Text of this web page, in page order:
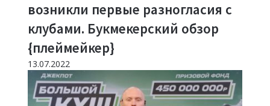
возникли первые разногласия с
клубами. Букмекерский обзор
{плеймейкер}
13.07.2022